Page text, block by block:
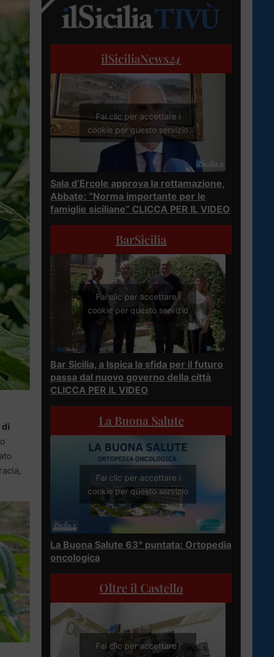
ilSiciliaNews24
Fai clic per accettare i
cookie per questo servizio
Sala d’Ercole approva la rottamazione,
Abbate: “Norma importante per le
famiglie siciliane” CLICCA PER IL VIDEO
BarSicilia
Fai clic per accettare i
cookie per questo servizio
Bar Sicilia, a Ispica la sfida per il futuro
passa dal nuovo governo della città
CLICCA PER IL VIDEO
La Buona Salute
Fai clic per accettare i
cookie per questo servizio
La Buona Salute 63° puntata: Ortopedia
oncologica
Oltre il Castello
Fai clic per accettare i